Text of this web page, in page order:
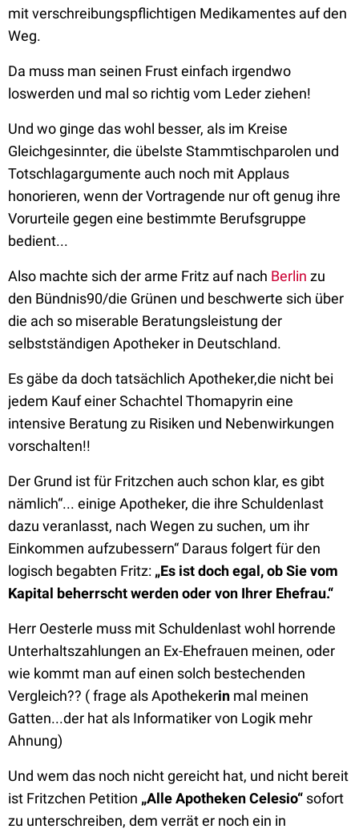
mit verschreibungspflichtigen Medikamentes auf den
Weg.
Da muss man seinen Frust einfach irgendwo
loswerden und mal so richtig vom Leder ziehen!
Und wo ginge das wohl besser, als im Kreise
Gleichgesinnter, die übelste Stammtischparolen und
Totschlagargumente auch noch mit Applaus
honorieren, wenn der Vortragende nur oft genug ihre
Vorurteile gegen eine bestimmte Berufsgruppe
bedient...
Also machte sich der arme Fritz auf nach Berlin zu
den Bündnis90/die Grünen und beschwerte sich über
die ach so miserable Beratungsleistung der
selbstständigen Apotheker in Deutschland.
Es gäbe da doch tatsächlich Apotheker,die nicht bei
jedem Kauf einer Schachtel Thomapyrin eine
intensive Beratung zu Risiken und Nebenwirkungen
vorschalten!!
Der Grund ist für Fritzchen auch schon klar, es gibt
nämlich“... einige Apotheker, die ihre Schuldenlast
dazu veranlasst, nach Wegen zu suchen, um ihr
Einkommen aufzubessern“ Daraus folgert für den
logisch begabten Fritz: „Es ist doch egal, ob Sie vom
Kapital beherrscht werden oder von Ihrer Ehefrau.“
Herr Oesterle muss mit Schuldenlast wohl horrende
Unterhaltszahlungen an Ex-Ehefrauen meinen, oder
wie kommt man auf einen solch bestechenden
Vergleich?? ( frage als Apothekerin mal meinen
Gatten...der hat als Informatiker von Logik mehr
Ahnung)
Und wem das noch nicht gereicht hat, und nicht bereit
ist Fritzchen Petition „Alle Apotheken Celesio“ sofort
zu unterschreiben, dem verrät er noch ein in